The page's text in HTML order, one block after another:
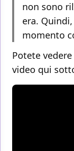
non sono
era.
momento
Potete
video qui